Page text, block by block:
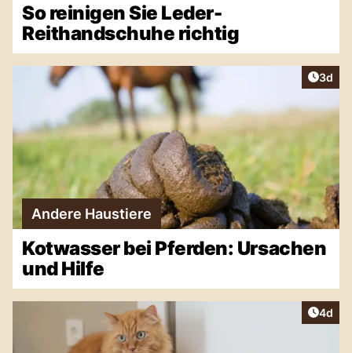
So reinigen Sie Leder-
Reithandschuhe richtig
3d
Andere Haustiere
Kotwasser bei Pferden: Ursachen
und Hilfe
4d